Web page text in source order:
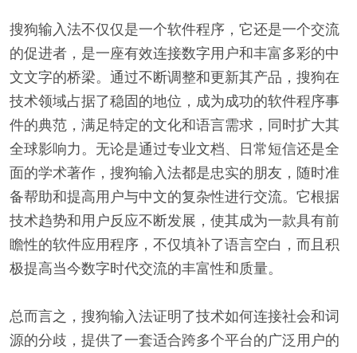
搜狗输入法不仅仅是一个软件程序，它还是一个交流
的促进者，是一座有效连接数字用户和丰富多彩的中
文文字的桥梁。通过不断调整和更新其产品，搜狗在
技术领域占据了稳固的地位，成为成功的软件程序事
件的典范，满足特定的文化和语言需求，同时扩大其
全球影响力。无论是通过专业文档、日常短信还是全
面的学术著作，搜狗输入法都是忠实的朋友，随时准
备帮助和提高用户与中文的复杂性进行交流。它根据
技术趋势和用户反应不断发展，使其成为一款具有前
瞻性的软件应用程序，不仅填补了语言空白，而且积
极提高当今数字时代交流的丰富性和质量。
总而言之，搜狗输入法证明了技术如何连接社会和词
源的分歧，提供了一套适合跨多个平台的广泛用户的